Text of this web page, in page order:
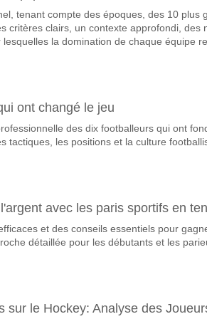
pour gagner entre East
du match, avec une probabilité de 78%
elles dans le match East
avec un pourcentage de 59%.
attendu entre East Bengal
essayer le Résultat Correct de 4-1 qui a
tenant compte des époques, des 10 plus
critères clairs, un contexte approfondi, des
lesquelles la domination de chaque équipe
ont changé le jeu
des dix footballeurs qui ont
tactiques, les positions et la culture
avec les paris sportifs en
et des conseils essentiels pour
détaillée pour les débutants et les
sur le Hockey: Analyse des